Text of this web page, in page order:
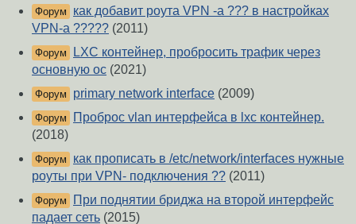
Форум
как добавит роута VPN -a ??? в настройках
VPN-а ????? (2011)
Форум
LXC контейнер, пробросить трафик через
основную ос (2021)
Форум primary network interface (2009)
Форум
Проброс vlan интерфейса в lxc контейнер.
(2018)
Форум
как прописать в /etc/network/interfaces нужные
роуты при VPN- подключения ?? (2011)
Форум
При поднятии бриджа на второй интерфейс
падает сеть (2015)